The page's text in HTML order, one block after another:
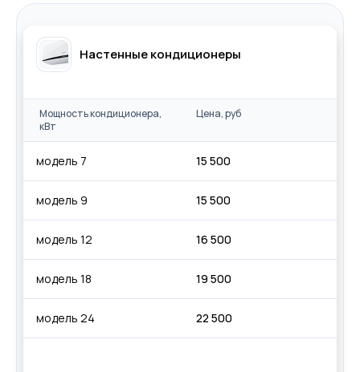
Настенные кондиционеры
Мощность кондиционера,
кВт
Цена, руб
модель 7 15 500
модель 9 15 500
модель 12 16 500
модель 18 19 500
модель 24 22 500